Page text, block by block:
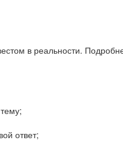
в реальности.
ответ;